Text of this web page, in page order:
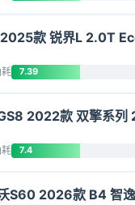
款 锐界L 2.0T
7.39
2022款 双擎系列
7.4
S60 2026款 B4 智